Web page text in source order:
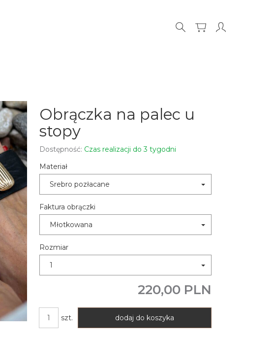
Obrączka na palec u
stopy
Dostępność: Czas realizacji do 3 tygodni
Materiał
Srebro pozłacane
Faktura obrączki
Młotkowana
Rozmiar
1
220,00 PLN
szt. dodaj do koszyka